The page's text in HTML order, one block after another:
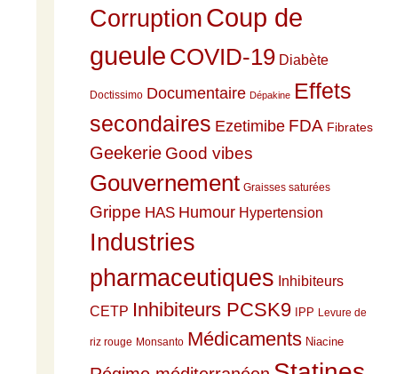
CorruptionCoup de
gueule COVID-19 Diabète
Doctissimo Documentaire Dépakine Effets
secondaires Ezetimibe FDA Fibrates
Geekerie Good vibes
Gouvernement Graisses saturées
Grippe HAS Humour Hypertension
Industries
pharmaceutiques Inhibiteurs
CETP Inhibiteurs PCSK9 IPP Levure de
riz rouge Monsanto Médicaments Niacine